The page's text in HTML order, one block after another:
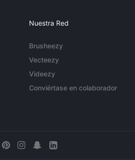
Nuestra Red
Brusheezy
Vecteezy
Videezy
Conviértase en colaborador